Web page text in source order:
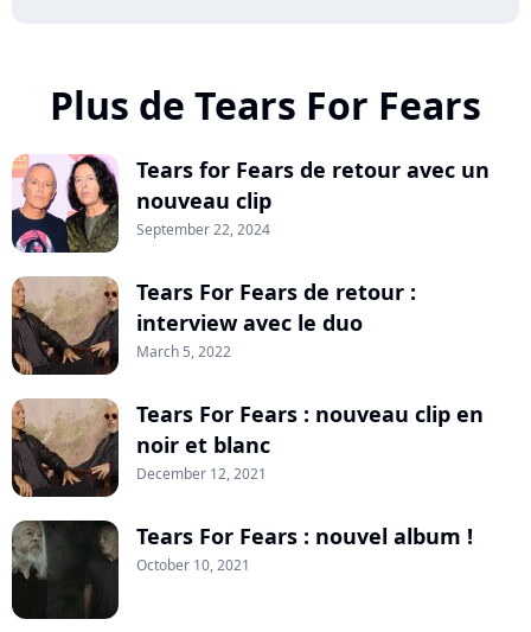
Plus de Tears For Fears
Tears for Fears de retour avec un
nouveau clip
September 22, 2024
Tears For Fears de retour :
interview avec le duo
March 5, 2022
Tears For Fears : nouveau clip en
noir et blanc
December 12, 2021
Tears For Fears : nouvel album !
October 10, 2021